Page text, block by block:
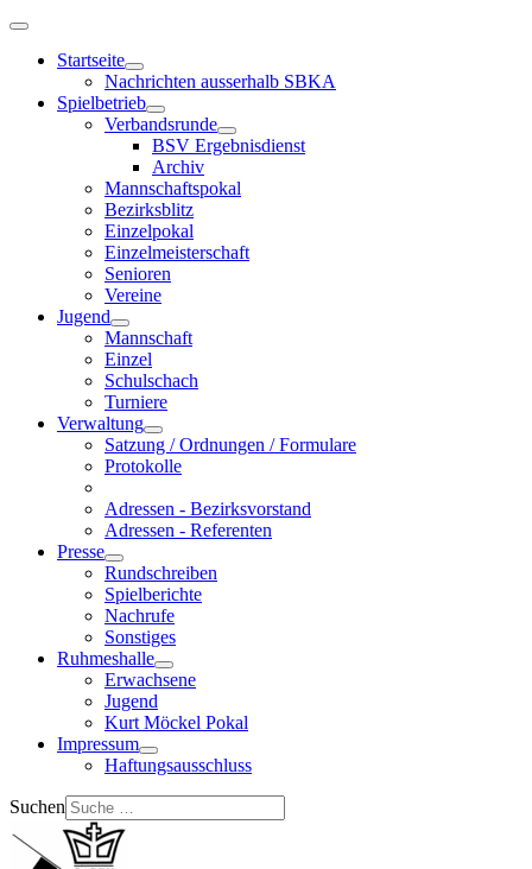
Startseite
Nachrichten ausserhalb SBKA
Spielbetrieb
Verbandsrunde
BSV Ergebnisdienst
Archiv
Mannschaftspokal
Bezirksblitz
Einzelpokal
Einzelmeisterschaft
Senioren
Vereine
Jugend
Mannschaft
Einzel
Schulschach
Turniere
Verwaltung
Satzung / Ordnungen / Formulare
Protokolle
Adressen - Bezirksvorstand
Adressen - Referenten
Presse
Rundschreiben
Spielberichte
Nachrufe
Sonstiges
Ruhmeshalle
Erwachsene
Jugend
Kurt Möckel Pokal
Impressum
Haftungsausschluss
Suchen